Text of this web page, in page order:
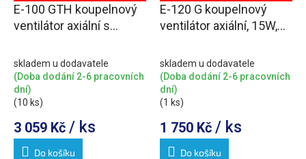
E-100 GTH koupelnový
ventilátor axiální s
potrubí 100mm, bílá
skladem u dodavatele
(Doba dodání 2-6 pracovních
dní)
(10 ks)
3 059 Kč / ks
Do košíku
E-120 G koupelnový
ventilátor axiální, 15W,
skladem u dodavatele
(Doba dodání 2-6 pracovních
dní)
(1 ks)
1 750 Kč / ks
Do košíku